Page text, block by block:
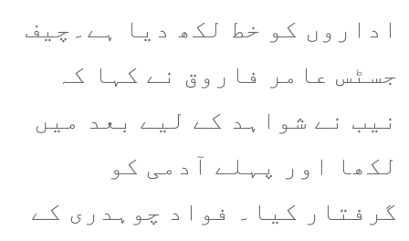
اداروں کو خط لکھ دیا ہے۔چیف
جسٹس عامر فاروق نے کہا کہ
نیب نے شواہد کے لیے بعد میں
لکھا اور پہلے آدمی کو
گرفتار کیا۔ فواد چوہدری کے